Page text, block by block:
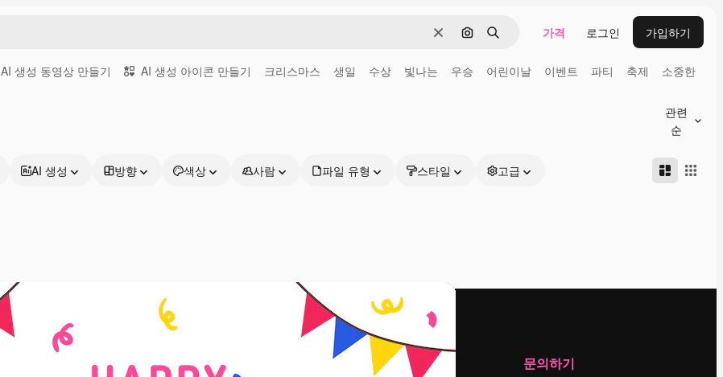
지우기이미지로 검색
검색 가격 로그인 가입하기
AI 생성 동영상 만들기 AI 생성 아이콘 만들기 크리스마스 생일 수상 빛나는 우승 어린이날 이벤트 파티 축제 소중한
관련
순
AI 생성 방향 색상 사람 파일 유형 스타일 고급
프로덕트 회사 문의하기